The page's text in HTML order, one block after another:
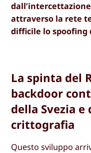
attraverso la rete
difficile lo
La spinta del
backdoor
della Svezia e
crittografia
Questo sviluppo